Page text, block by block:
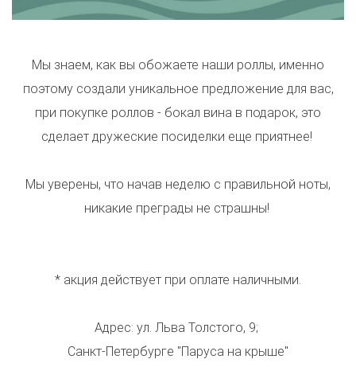
Мы знаем, как вы обожаете наши роллы, именно
поэтому создали уникальное предложение для вас,
при покупке роллов - бокал вина в подарок, это
сделает дружеские посиделки еще приятнее!
Мы уверены, что начав неделю с правильной ноты,
никакие преграды не страшны!
* акция действует при оплате наличными.
Адрес: ул. Льва Толстого, 9;
Санкт-Петербурге "Паруса на крыше"